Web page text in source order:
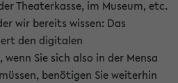
Theaterkasse, im Museum, etc.
wir bereits wissen: Das
den digitalen
Sie sich also in der Mensa
benötigen Sie weiterhin